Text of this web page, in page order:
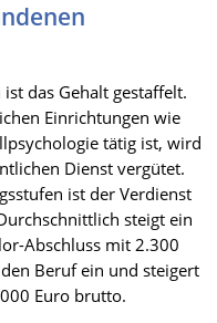
das Gehalt gestaffelt.
Einrichtungen wie
tätig ist, wird
Dienst vergütet.
ist der Verdienst
steigt ein
Abschluss mit 2.300
Beruf ein und steigert
Euro brutto.